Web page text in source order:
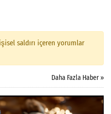
saldırı içeren yorumlar
Daha Fazla Haber »